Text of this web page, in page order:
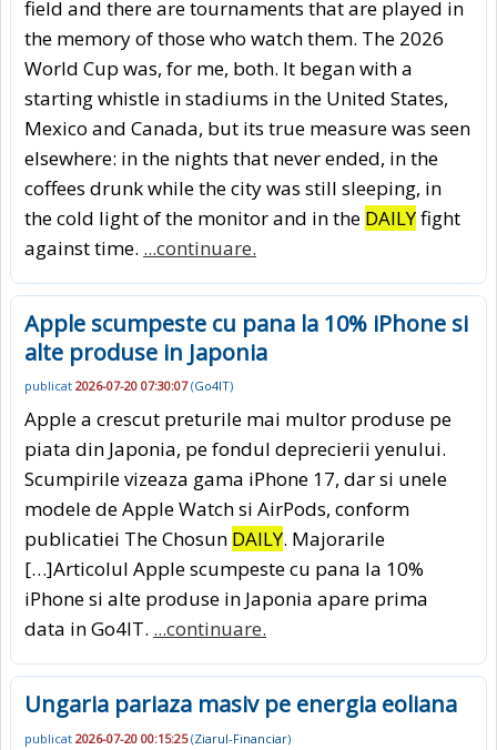
field and there are tournaments that are played in
the memory of those who watch them. The 2026
World Cup was, for me, both. It began with a
starting whistle in stadiums in the United States,
Mexico and Canada, but its true measure was seen
elsewhere: in the nights that never ended, in the
coffees drunk while the city was still sleeping, in
the cold light of the monitor and in the DAILYfight
against time. ...continuare.
Apple scumpeste cu pana la 10% iPhone si
alte produse in Japonia
publicat 2026-07-20 07:30:07(Go4IT)
Apple a crescut preturile mai multor produse pe
piata din Japonia, pe fondul deprecierii yenului.
Scumpirile vizeaza gama iPhone 17, dar si unele
modele de Apple Watch si AirPods, conform
publicatiei The Chosun DAILY. Majorarile
[…]Articolul Apple scumpeste cu pana la 10%
iPhone si alte produse in Japonia apare prima
data in Go4IT. ...continuare.
Ungaria pariaza masiv pe energia eoliana
publicat 2026-07-20 00:15:25(Ziarul-Financiar)